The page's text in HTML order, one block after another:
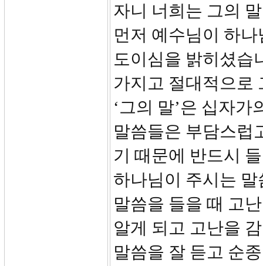
자니 너희는 그의
먼저 예수님이 하
도이심을 밝히셨습
가지고 절대적으로
‘그의 말’은 십자
말씀들은 부담스럽
기 때문에 반드시
하나님이 주시는
말씀을 들을 때 고
알게 되고 고난을
말씀을 잘 듣고 순